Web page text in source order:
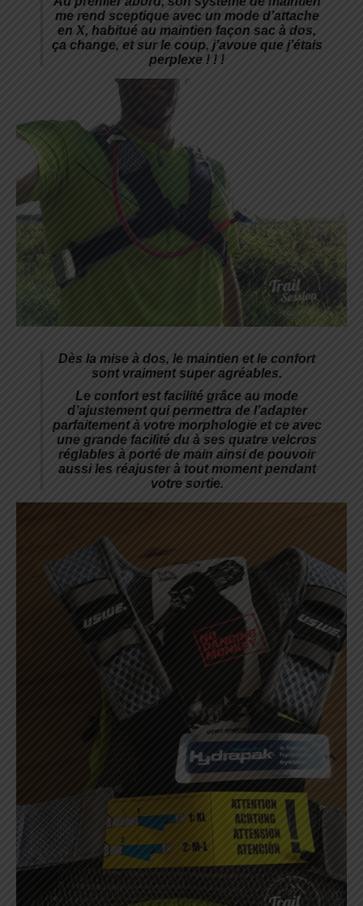
me rend sceptique avec un mode d’attache
en X, habitué au maintien façon sac à dos,
ça change, et sur le coup, j’avoue que j’étais
perplexe ! ! !
Dès la mise à dos, le maintien et le confort
sont vraiment super agréables.
Le confort est facilité grâce au mode
d’ajustement qui permettra de l’adapter
parfaitement à votre morphologie et ce avec
une grande facilité du à ses quatre velcros
réglables à porté de main ainsi de pouvoir
aussi les réajuster à tout moment pendant
votre sortie.